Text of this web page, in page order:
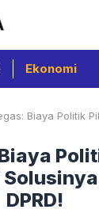
Ekonomi
Biaya Politik
DPRD!